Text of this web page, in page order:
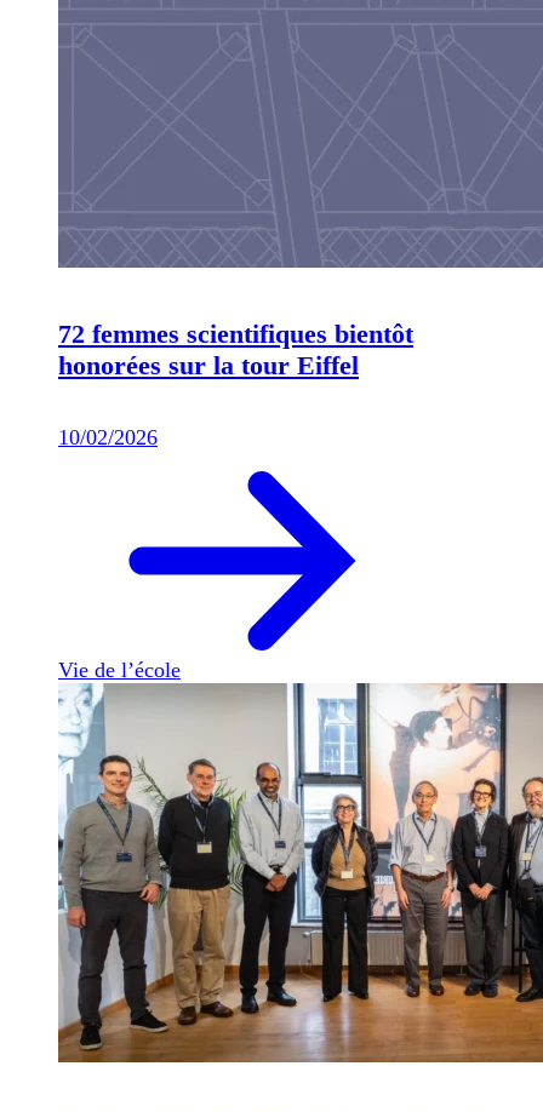
72 femmes scientifiques bientôt
honorées sur la tour Eiffel
10/02/2026
Vie de l’école